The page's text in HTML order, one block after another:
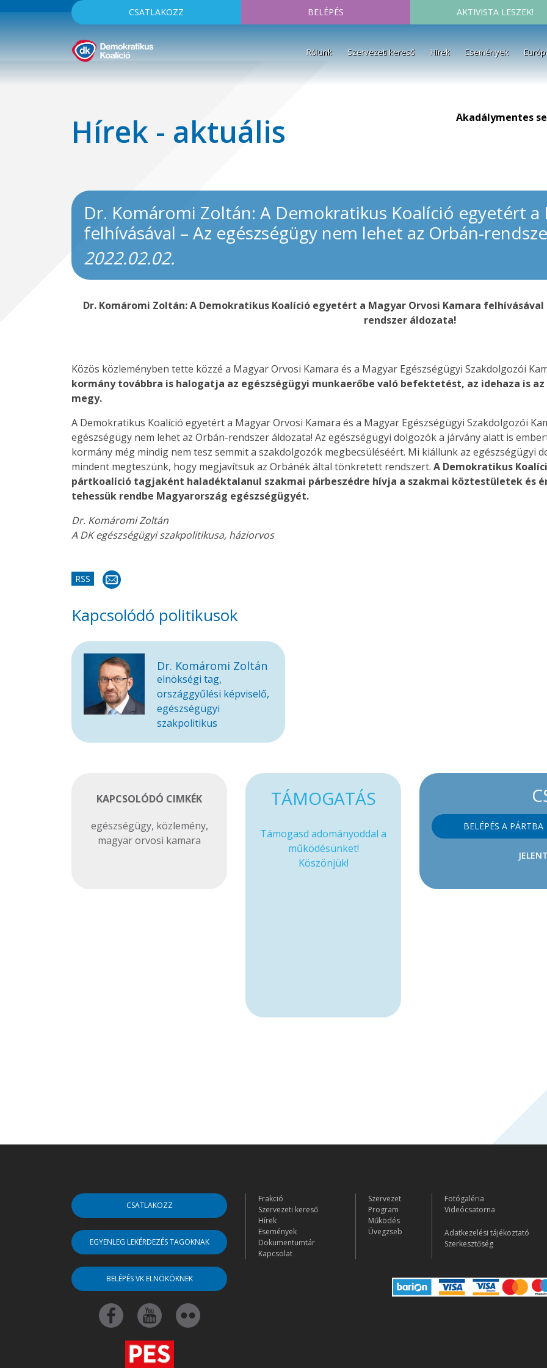
CSATLAKOZZ BELÉPÉS AKTIVISTA LESZEK!
Rólunk Szervezeti kereső Hírek Események
Hírek - aktuális Akadálymentes
Dr. Komáromi Zoltán: A Demokratikus Koalíció egyetért a
felhívásával – Az egészségügy nem lehet az Orbán-
2022.02.02.
Dr. Komáromi Zoltán: A Demokratikus Koalíció egyetért a Magyar Orvosi Kamara
rendszer áldozata!
Közös közleményben tette közzé a Magyar Orvosi Kamara és a Magyar Egészségügyi Szakdolgozói
kormány továbbra is halogatja az egészségügyi munkaerőbe való befektetést, az idehaza is
megy.
A Demokratikus Koalíció egyetért a Magyar Orvosi Kamara és a Magyar Egészségügyi Szakdolgozói
egészségügy nem lehet az Orbán-rendszer áldozata! Az egészségügyi dolgozók a járvány alatt is
kormány még mindig nem tesz semmit a szakdolgozók megbecsüléséért. Mi kiállunk az egészségügyi
mindent megteszünk, hogy megjavítsuk az Orbánék által tönkretett rendszert. A Demokratikus
pártkoalíció tagjaként haladéktalanul szakmai párbeszédre hívja a szakmai köztestületek és
tehessük rendbe Magyarország egészségügyét.
Dr. Komáromi Zoltán
A DK egészségügyi szakpolitikusa, háziorvos
RSS
Kapcsolódó politikusok
Dr. Komáromi Zoltán
elnökségi tag,
országgyűlési képviselő,
egészségügyi
szakpolitikus
KAPCSOLÓDÓ CIMKÉK
egészségügy, közlemény,
magyar orvosi kamara
BELÉPÉS A PÁRTBA
TÁMOGATÁS
Támogasd adományoddal a
működésünket!
Köszönjük!
CSATLAKOZZ
EGYENLEG LEKÉRDEZÉS TAGOKNAK
BELÉPÉS VK ELNÖKÖKNEK
Frakció
Szervezeti kereső
Hírek
Események
Dokumentumtár
Kapcsolat
Szervezet
Program
Működés
Üvegzseb
Fotógaléria
Videócsatorna
Adatkezelési tájékoztató
Szerkesztőség